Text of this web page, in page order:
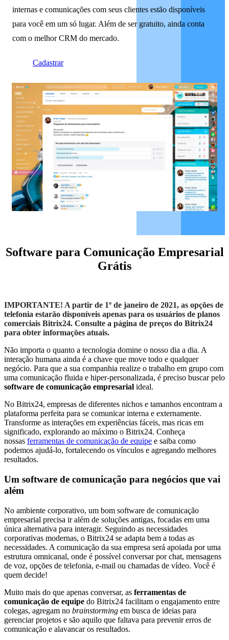
internas e comunicações com seus clientes estão disponíveis
para você em um só lugar. Além de ser gratuito, ainda conta
com o melhor CRM do mercado.
Cadastrar
Software para Comunicação Empresarial
Grátis
IMPORTANTE! A partir de 1º de janeiro de 2021, as opções de
telefonia estarão disponíveis apenas para os usuários de planos
comerciais Bitrix24. Consulte a página de preços do Bitrix24
para obter informações atuais.
Não importa o quanto a tecnologia domine o nosso dia a dia. A
interação humana ainda é a chave que move todo e qualquer
negócio. Para que a sua companhia realize o trabalho em grupo com
uma comunicação fluida e hiper-personalizada, é preciso buscar pelo
software de comunicação empresarial ideal.
No Bitrix24, empresas de diferentes nichos e tamanhos encontram a
plataforma perfeita para se comunicar interna e externamente.
Transforme as interações em experiências fáceis, mas ricas em
significado, explorando ao máximo o Bitrix24. Conheça
nossas ferramentas de comunicação de equipe e saiba como
podemos ajudá-lo, fortalecendo os vínculos e agregando melhores
resultados.
Um software de comunicação para negócios que vai
além
No ambiente corporativo, um bom software de comunicação
empresarial precisa ir além de soluções antigas, focadas em uma
única alternativa para interagir. Seguindo as necessidades
corporativas modernas, o Bitrix24 se adapta bem a todas as
necessidades. A comunicação da sua empresa será apoiada por uma
estrutura omnicanal, onde é possível conversar por chat, mensagens
de voz, opções de telefonia, e-mail ou chamadas de vídeo. Você é
quem decide!
Muito mais do que apenas conversar, as ferramentas de
comunicação de equipe do Bitrix24 facilitam o engajamento entre
colegas, agregam no brainstorming em busca de ideias para
gerenciar projetos e são aquilo que faltava para prevenir erros de
comunicação e alavancar os resultados.